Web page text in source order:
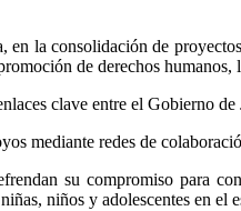
la consolidación de
de derechos
clave entre el Gobierno
mediante redes de
su compromiso para
niños y adolescentes en el